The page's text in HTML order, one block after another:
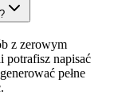
z zerowym
potrafisz napisać
pełne